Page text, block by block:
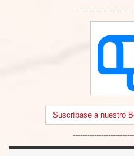
Suscríbase a nuestro